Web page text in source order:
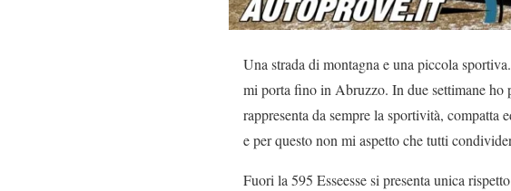
Una strada di montagna e una piccola
mi porta fino in Abruzzo. In due settimane ho
rappresenta da sempre la sportività, compatta
e per questo non mi aspetto che tutti
Fuori la 595 Esseesse si presenta unica